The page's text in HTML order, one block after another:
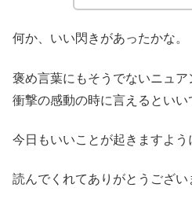
何か、いい閃きがあったかな。
褒め言葉にもそうでないニュア
衝撃の感動の時に言えるといい
今日もいいことが起きますよう
読んでくれてありがとうござい